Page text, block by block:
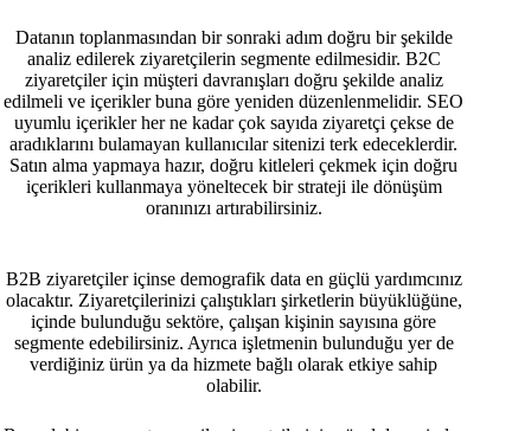
Datanın toplanmasından bir sonraki adım doğru bir şekilde
analiz edilerek ziyaretçilerin segmente edilmesidir. B2C
ziyaretçiler için müşteri davranışları doğru şekilde analiz
edilmeli ve içerikler buna göre yeniden düzenlenmelidir. SEO
uyumlu içerikler her ne kadar çok sayıda ziyaretçi çekse de
aradıklarını bulamayan kullanıcılar sitenizi terk edeceklerdir.
Satın alma yapmaya hazır, doğru kitleleri çekmek için doğru
içerikleri kullanmaya yöneltecek bir strateji ile dönüşüm
oranınızı artırabilirsiniz.
B2B ziyaretçiler içinse demografik data en güçlü yardımcınız
olacaktır. Ziyaretçilerinizi çalıştıkları şirketlerin büyüklüğüne,
içinde bulunduğu sektöre, çalışan kişinin sayısına göre
segmente edebilirsiniz. Ayrıca işletmenin bulunduğu yer de
verdiğiniz ürün ya da hizmete bağlı olarak etkiye sahip
olabilir.